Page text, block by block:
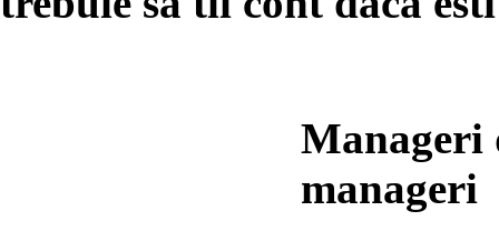
Manageri
manageri